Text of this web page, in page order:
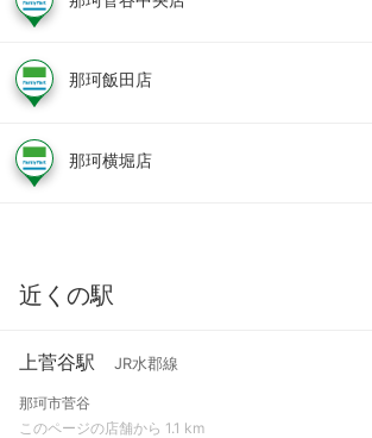
那珂飯田店
那珂横堀店
近くの駅
上菅谷駅 JR水郡線
那珂市菅谷
このページの店舗から 1.1 km